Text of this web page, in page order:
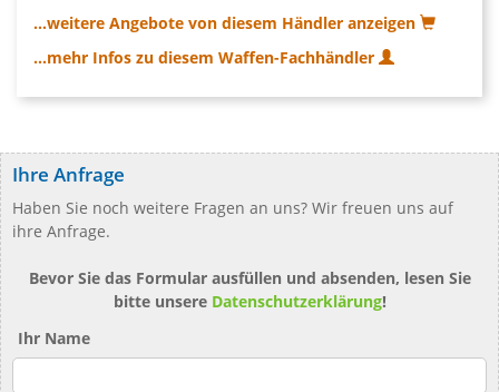
...weitere Angebote von diesem Händler anzeigen
...mehr Infos zu diesem Waffen-Fachhändler
Ihre Anfrage
Haben Sie noch weitere Fragen an uns? Wir freuen uns auf
ihre Anfrage.
Bevor Sie das Formular ausfüllen und absenden, lesen Sie
bitte unsere Datenschutzerklärung!
Ihr Name